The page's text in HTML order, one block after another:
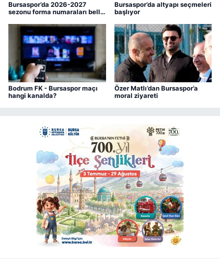
Bursaspor’da 2026-2027
sezonu forma numaraları belli
Bursaspor’da altyapı seçmeleri
başlıyor
Bodrum FK - Bursaspor maçı
hangi kanalda?
Özer Matlı’dan Bursaspor’a
moral ziyareti